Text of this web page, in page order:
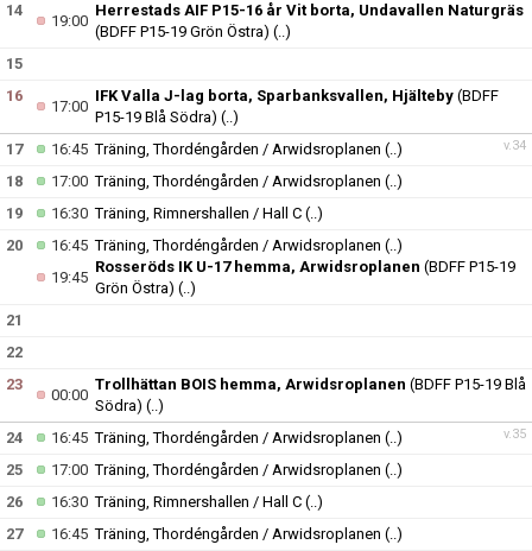
14
19:00
Herrestads AIF P15-16 år Vit borta, Undavallen Naturgräs
(BDFF P15-19 Grön Östra) (..)
15
16
17:00
IFK Valla J-lag borta, Sparbanksvallen, Hjälteby (BDFF
P15-19 Blå Södra) (..)
v.34
17 16:45Träning, Thordéngården / Arwidsroplanen (..)
18
17:00Träning, Thordéngården / Arwidsroplanen (..)
19
16:30Träning, Rimnershallen / Hall C (..)
20
16:45Träning, Thordéngården / Arwidsroplanen (..)
19:45
Rosseröds IK U-17 hemma, Arwidsroplanen (BDFF P15-19
Grön Östra) (..)
21
22
23
00:00
Trollhättan BOIS hemma, Arwidsroplanen (BDFF P15-19 Blå
Södra) (..)
v.35
24 16:45Träning, Thordéngården / Arwidsroplanen (..)
25
17:00Träning, Thordéngården / Arwidsroplanen (..)
26
16:30Träning, Rimnershallen / Hall C (..)
27
16:45Träning, Thordéngården / Arwidsroplanen (..)